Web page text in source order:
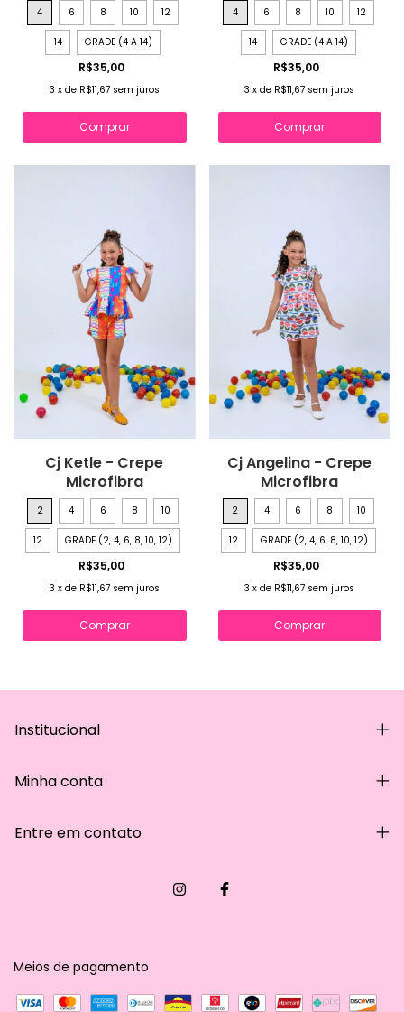
4 6 8 10 12
14 GRADE (4 A 14)
R$35,00
3 x de R$11,67 sem juros
Comprar
4 6 8 10 12
14 GRADE (4 A 14)
R$35,00
3 xde R$11,67 sem juros
Comprar
Cj Ketle - Crepe
Microfibra
2 4 6 8 10
12 GRADE (2, 4, 6, 8, 10, 12)
R$35,00
3 x de R$11,67 sem juros
Comprar
Cj Angelina - Crepe
Microfibra
2 4 6 8 10
12 GRADE (2, 4, 6, 8, 10, 12)
R$35,00
3 xde R$11,67 sem juros
Comprar
Institucional
Minha conta
Entre em contato
Meios de pagamento